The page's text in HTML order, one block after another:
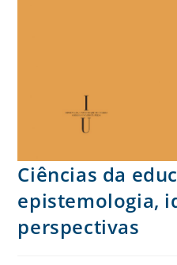
Ciências da
epistemologia,
perspectivas